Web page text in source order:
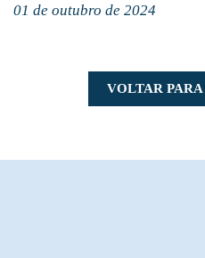
01 de outubro de 2024
VOLTAR